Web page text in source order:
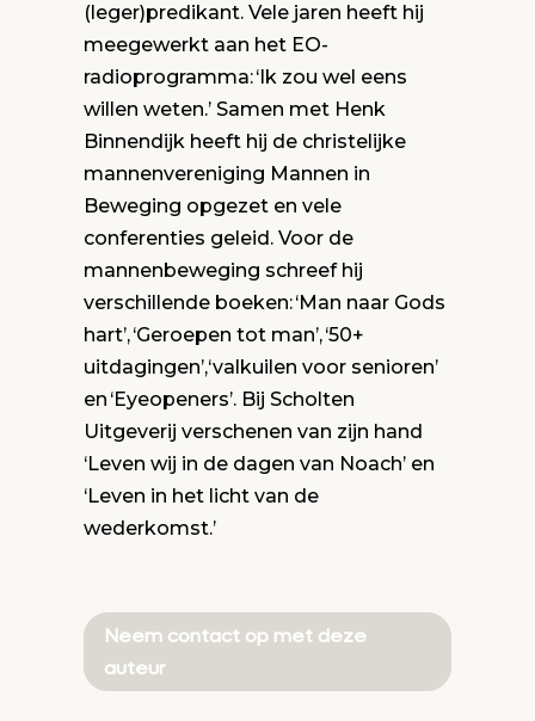
(leger)predikant. Vele jaren heeft hij
meegewerkt aan het EO-
radioprogramma: ‘Ik zou wel eens
willen weten.’ Samen met Henk
Binnendijk heeft hij de christelijke
mannenvereniging Mannen in
Beweging opgezet en vele
conferenties geleid. Voor de
mannenbeweging schreef hij
verschillende boeken: ‘Man naar Gods
hart’, ‘Geroepen tot man’, ‘50+
uitdagingen’,‘valkuilen voor senioren’
en ‘Eyeopeners’. Bij Scholten
Uitgeverij verschenen van zijn hand
‘Leven wij in de dagen van Noach’ en
‘Leven in het licht van de
wederkomst.’
Neem contact op met deze
auteur